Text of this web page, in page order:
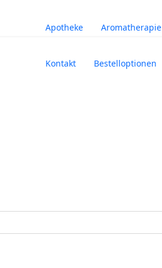
Apotheke Aromatherapie
Kontakt Bestelloptionen